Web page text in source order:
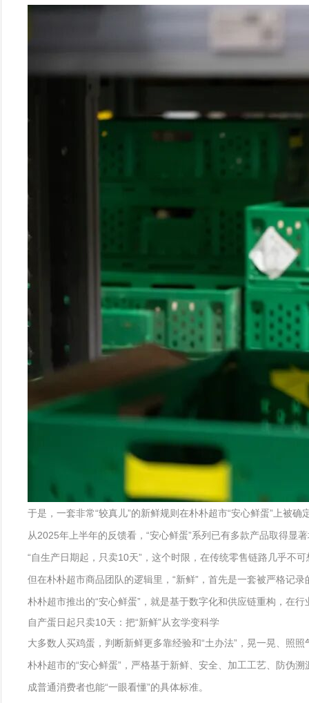
于是，一套非常“较真儿”的新鲜规则在朴朴超市“安心鲜蛋”上被
从2025年上半年的反馈看，“安心鲜蛋”系列已有多款产品取得显
“自生产日期起，只卖10天”，这个时限，在传统零售链路几乎不
但在朴朴超市商品团队的逻辑里，“新鲜”，首先是一套被严格记
朴朴超市推出的“安心鲜蛋”，就是基于数字化和供应链重构，在
自产蛋日起只卖10天：把“新鲜”从玄学变科学
大多数人买鸡蛋，判断新鲜更多靠经验和“土办法”，晃一晃、照
朴朴超市的“安心鲜蛋”，严格基于新鲜、安全、加工工艺、防伪
成普通消费者也能“一眼看懂”的具体标准。